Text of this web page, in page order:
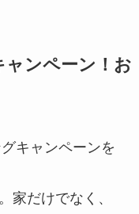
ャンペーン！お
キャンペーンを
家だけでなく、